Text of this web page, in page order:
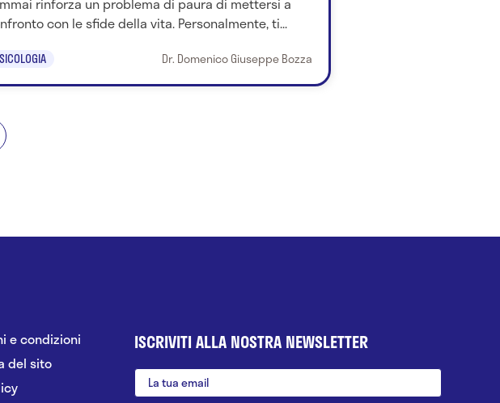
con le sfide della vita. Personalmente, ti...
Dr. Domenico Giuseppe Bozza
e condizioni
del sito
ISCRIVITI ALLA NOSTRA NEWSLETTER